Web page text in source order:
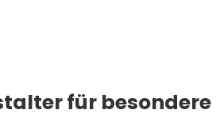
für besondere